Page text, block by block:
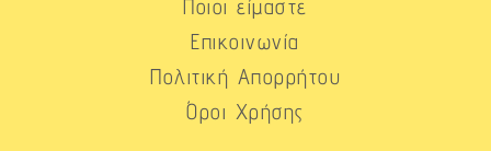
Ποιοι είμαστε
Επικοινωνία
Πολιτική Απορρήτου
Όροι Χρήσης